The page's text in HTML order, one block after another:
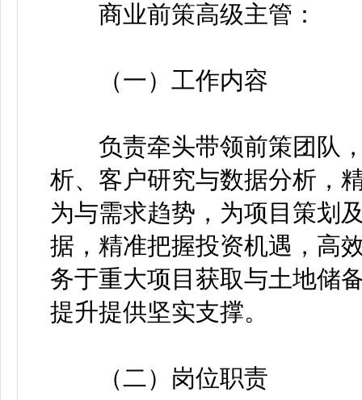
商业前策高级主管：
（一）工作内容
负责牵头带领前策团队，
析、客户研究与数据分析，
为与需求趋势，为项目策划
据，精准把握投资机遇，高
务于重大项目获取与土地储
提升提供坚实支撑。
（二）岗位职责